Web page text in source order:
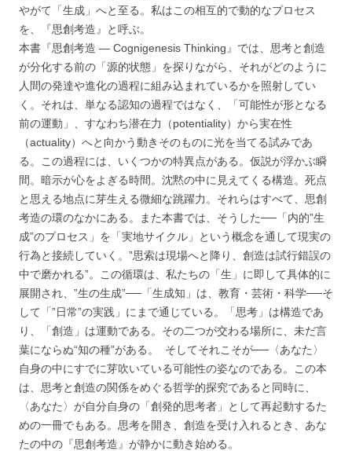
やがて「生成」へと至る。私はこの相互的で動的なプロセス
を、『思創考造』と呼ぶ。
本書『思創考造 ― Cognigenesis Thinking』では、思考と創造
が分化する前の「源的状態」を探りながら、それがどのように
人間の発達や進化の過程に組み込まれているかを照射してい
く。それは、単なる認知の過程ではなく、「可能性が形となる
前の運動」、すなわち潜在力（potentiality）から実在性
（actuality）へと向かう動きそのものに光を当てる試みであ
る。この過程には、いくつかの特異点がある。仮説が浮かぶ瞬
間。暗示が心をよぎる時間。沈黙の中に見えてくる構造。死点
と思える地点に芽生える微細な跳躍力。それらはすべて、思創
考造の環のなかにある。また本書では、そうした──「内的”生
成”のプロセス」を「実地サイクル」という概念を通して現実の
行為と接続していく。”思索は現場へと降り、創造は試行錯誤の
中で磨かれる”。この循環は、私たちの「生」に即して具体的に
展開され、”生の生成”──「生成知」は、教育・芸術・科学──そ
して「”日常”の実践」にまで通じている。「思考」は構造であ
り、「創造」は運動である。その二つが交わる場所に、未だ言
葉にならぬ“知の種”がある。 そしてそれこそが──〈あなた〉
自身の中にすでに芽吹いている可能性の姿なのである。この本
は、思考と創造の関係をめぐる哲学的探究であると同時に、
〈あなた〉が自分自身の「創発的思考者」として再起動するた
めの一冊でもある。思考を開き、創造を受け入れるとき、あな
たの中の『思創考造』が静かに動き始める。